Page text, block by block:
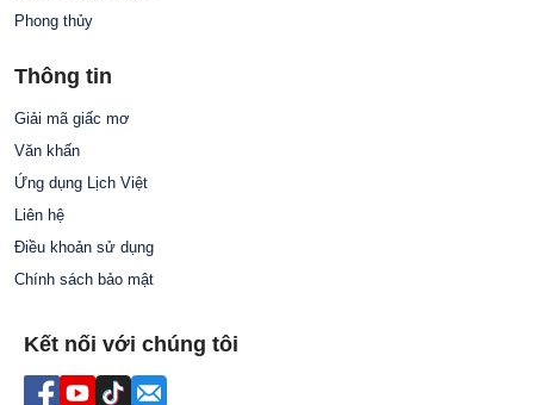
Phong thủy
Thông tin
Giải mã giấc mơ
Văn khấn
Ứng dụng Lịch Việt
Liên hệ
Điều khoản sử dụng
Chính sách bảo mật
Kết nối với chúng tôi